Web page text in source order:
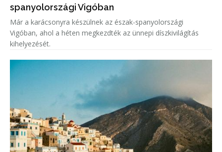
spanyolországi Vigóban
Már a karácsonyra készülnek az észak-spanyolországi
Vigóban, ahol a héten megkezdték az ünnepi díszkivilágítás
kihelyezését.